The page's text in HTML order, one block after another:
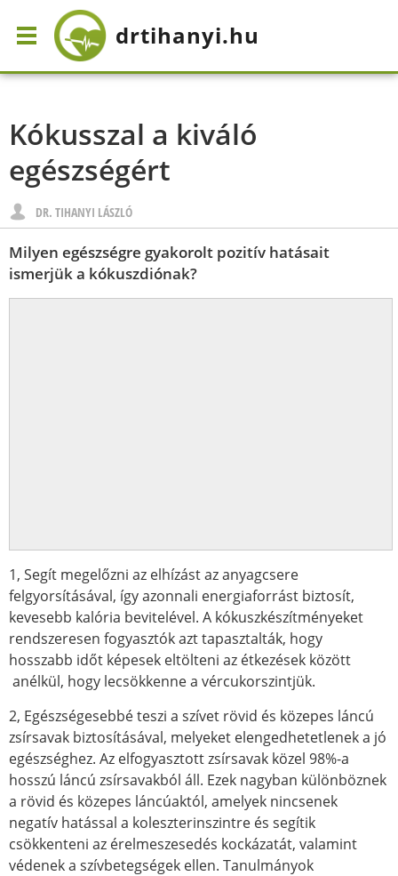
drtihanyi.hu
Kókusszal a kiváló
egészségért
DR. TIHANYI LÁSZLÓ
Milyen egészségre gyakorolt pozitív hatásait
ismerjük a kókuszdiónak?
1, Segít megelőzni az elhízást az anyagcsere
felgyorsításával, így azonnali energiaforrást biztosít,
kevesebb kalória bevitelével. A kókuszkészítményeket
rendszeresen fogyasztók azt tapasztalták, hogy
hosszabb időt képesek eltölteni az étkezések között
anélkül, hogy lecsökkenne a vércukorszintjük.
2, Egészségesebbé teszi a szívet rövid és közepes láncú
zsírsavak biztosításával, melyeket elengedhetetlenek a jó
egészséghez. Az elfogyasztott zsírsavak közel 98%-a
hosszú láncú zsírsavakból áll. Ezek nagyban különböznek
a rövid és közepes láncúaktól, amelyek nincsenek
negatív hatással a koleszterinszintre és segítik
csökkenteni az érelmeszesedés kockázatát, valamint
védenek a szívbetegségek ellen. Tanulmányok